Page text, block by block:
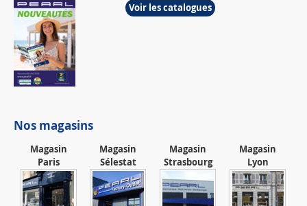
Voir les catalogues
Nos magasins
Magasin
Paris
Magasin
Sélestat
Magasin
Strasbourg
Magasin
Lyon